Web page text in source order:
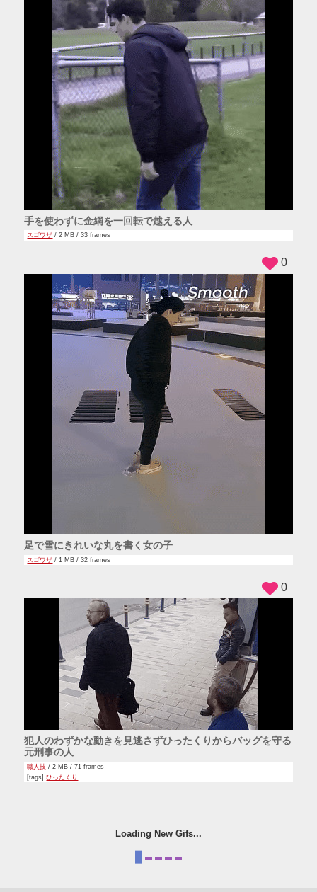
手を使わずに金網を一回転で越える人
スゴワザ / 2 MB / 33 frames
足で雪にきれいな丸を書く女の子
スゴワザ / 1 MB / 32 frames
0
犯人のわずかな動きを見逃さずひったくりからバッグを守る
元刑事の人
職人技 / 2 MB / 71 frames
[tags]ひったくり
0
Loading New Gifs...